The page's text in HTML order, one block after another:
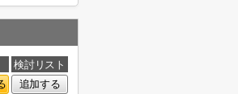
検討リスト
追加する